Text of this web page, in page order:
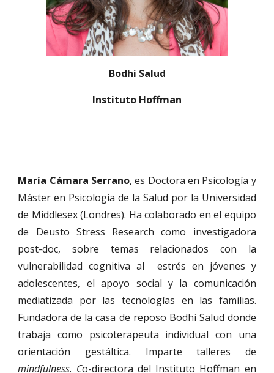
Bodhi Salud
Instituto Hoffman
María Cámara Serrano, es Doctora en Psicología y
Máster en Psicología de la Salud por la Universidad
de Middlesex (Londres). Ha colaborado en el equipo
de Deusto Stress Research como investigadora
post-doc, sobre temas relacionados con la
vulnerabilidad cognitiva al estrés en jóvenes y
adolescentes, el apoyo social y la comunicación
mediatizada por las tecnologías en las familias.
Fundadora de la casa de reposo Bodhi Salud donde
trabaja como psicoterapeuta individual con una
orientación gestáltica. Imparte talleres de
mindfulness. Co-directora del Instituto Hoffman en